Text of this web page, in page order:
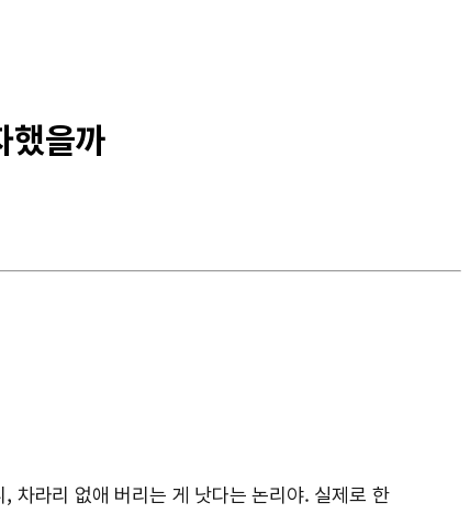
했을까
차라리 없애 버리는 게 낫다는 논리야. 실제로 한